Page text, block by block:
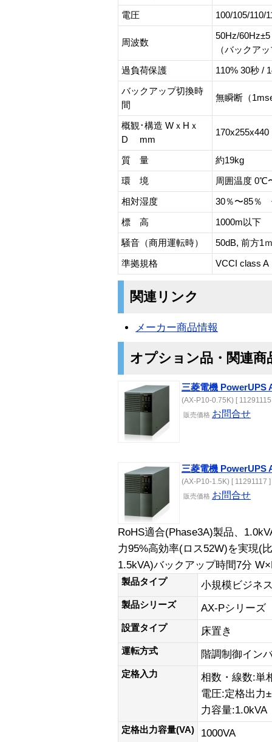
電圧 100/105/110/
周波数
50Hz/
（バックア
過負荷保護 110% 30秒 /
バックアップ切換時
間
無瞬断（
概観･構造 WｘHｘ
D mm
170x255x440
質 量 約19kg
環 境 周囲温度
相対湿度 30％〜85％
標 高 1000m以下
騒音（商用運転時） 50dB, 前方1
準拠規格 VCCI class A
関連リンク
メーカー商品情報
オプション品・関連商
三菱電機 PowerUPS
(AX-P10-0.75K) [
販売価格 お問合せ
三菱電機 PowerUPS
(AX-P10-1.5K) [ 11291117 ]
販売価格 お問合せ
RoHS適合(Phase3A)製品、
力95%高効率(ロス52W)を実現(
1.5kVA)バックアップ時間7分
製品タイプ 小規模ビジネ
製品シリーズ AX-Pシリーズ
設置タイプ 床置き
運転方式 階調制御イン
定格入力
相数・線数:単
電圧:定格出力
力容量:1.0kVA
定格出力容量(VA) 1000VA